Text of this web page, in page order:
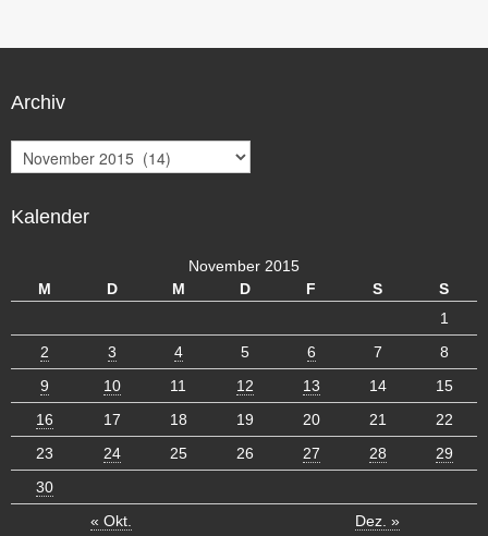
Archiv
r
h
Kalender
November 2015
M
D M D F S S
« Okt. Dez. »
1
2
3 4 5 6 7
8
9
10 11 12 13 14
15
16
17 18 19 20 21
22
23
24 25 26 27 28
29
30